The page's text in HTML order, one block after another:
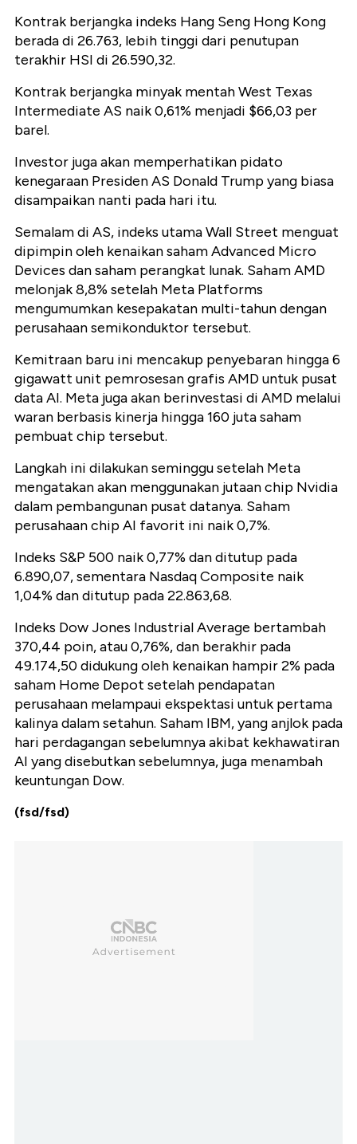
Kontrak berjangka indeks Hang Seng Hong Kong
berada di 26.763, lebih tinggi dari penutupan
terakhir HSI di 26.590,32.
Kontrak berjangka minyak mentah West Texas
Intermediate AS naik 0,61% menjadi $66,03 per
barel.
Investor juga akan memperhatikan pidato
kenegaraan Presiden AS Donald Trump yang biasa
disampaikan nanti pada hari itu.
Semalam di AS, indeks utama Wall Street menguat
dipimpin oleh kenaikan saham Advanced Micro
Devices dan saham perangkat lunak. Saham AMD
melonjak 8,8% setelah Meta Platforms
mengumumkan kesepakatan multi-tahun dengan
perusahaan semikonduktor tersebut.
Kemitraan baru ini mencakup penyebaran hingga 6
gigawatt unit pemrosesan grafis AMD untuk pusat
data AI. Meta juga akan berinvestasi di AMD melalui
waran berbasis kinerja hingga 160 juta saham
pembuat chip tersebut.
Langkah ini dilakukan seminggu setelah Meta
mengatakan akan menggunakan jutaan chip Nvidia
dalam pembangunan pusat datanya. Saham
perusahaan chip AI favorit ini naik 0,7%.
Indeks S&P 500 naik 0,77% dan ditutup pada
6.890,07, sementara Nasdaq Composite naik
1,04% dan ditutup pada 22.863,68.
Indeks Dow Jones Industrial Average bertambah
370,44 poin, atau 0,76%, dan berakhir pada
49.174,50 didukung oleh kenaikan hampir 2% pada
saham Home Depot setelah pendapatan
perusahaan melampaui ekspektasi untuk pertama
kalinya dalam setahun. Saham IBM, yang anjlok pada
hari perdagangan sebelumnya akibat kekhawatiran
AI yang disebutkan sebelumnya, juga menambah
keuntungan Dow.
(fsd/fsd)